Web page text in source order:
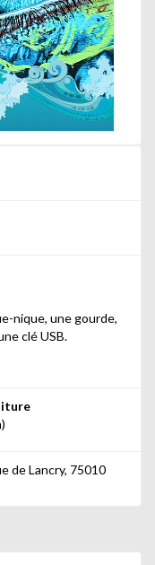
nique, une gourde,
clé USB.
de Lancry, 75010